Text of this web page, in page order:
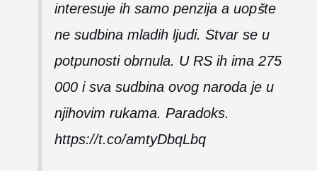
interesuje ih samo penzija a uopšte
ne sudbina mladih ljudi. Stvar se u
potpunosti obrnula. U RS ih ima 275
000 i sva sudbina ovog naroda je u
njihovim rukama. Paradoks.
https://t.co/amtyDbqLbq